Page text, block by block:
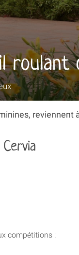
roulant
reviennent
compétitions :